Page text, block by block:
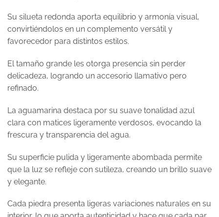
Su silueta redonda aporta equilibrio y armonía visual,
convirtiéndolos en un complemento versátil y
favorecedor para distintos estilos.
El tamaño grande les otorga presencia sin perder
delicadeza, logrando un accesorio llamativo pero
refinado.
La aguamarina destaca por su suave tonalidad azul
clara con matices ligeramente verdosos, evocando la
frescura y transparencia del agua.
Su superficie pulida y ligeramente abombada permite
que la luz se refleje con sutileza, creando un brillo suave
y elegante.
Cada piedra presenta ligeras variaciones naturales en su